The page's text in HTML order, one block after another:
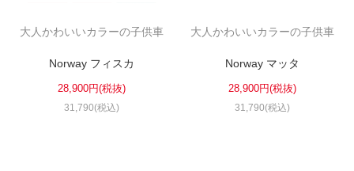
大人かわいいカラーの子供車
Norway フィスカ
28,900円(税抜)
31,790(税込)
大人かわいいカラーの子供車
Norway マッタ
28,900円(税抜)
31,790(税込)